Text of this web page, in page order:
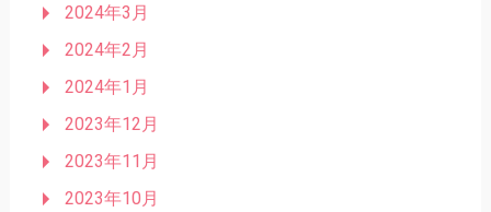
2024年3月
2024年2月
2024年1月
2023年12月
2023年11月
2023年10月